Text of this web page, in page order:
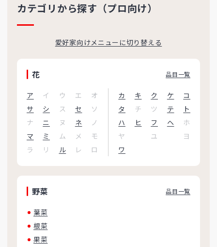
カテゴリから探す（プロ向け）
愛好家向けメニューに切り替える
花 品目一覧
ア イ ウ エ オ カ キ ク ケ
コ
サ
シ ス セ ソ タ チ ツ テ
ト
ナ
ニ ヌ ネ ノ ハ ヒ フ ヘ
ホ
マ
ミ ム メ モ ヤ ユ
ヨ
ラ
リ ル レ ロ ワ
野菜 品目一覧
葉菜
根菜
果菜